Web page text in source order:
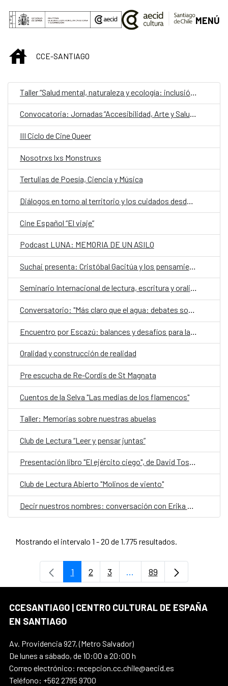
Saltar al contenido principal
MENÚ
INICIOCCE-SANTIAGO
Taller “Salud mental, naturaleza y ecología: inclusión y estimulación creativa en museos, instituciones y centros culturales”
Convocatoria: Jornadas “Accesibilidad, Arte y Salud como punto de encuentro y cultura inclusiva en museos, instituciones y centros culturales”
III Ciclo de Cine Queer
Nosotrxs lxs Monstruxs
Tertulias de Poesía, Ciencia y Música
Diálogos en torno al territorio y los cuidados desde una mirada de género
Cine Español “El viaje”
Podcast LUNA: MEMORIA DE UN ASILO
Suchai presenta: Cristóbal Gacitúa y los pensamientos ajenos
Seminario Internacional de lectura, escritura y oralidad
Conversatorio: "Más claro que el agua: debates sobre el futuro de los territorios hidrosociales del Aconcagua y El Maipo"
Oralidad y construcción de realidad
Pre escucha de Re-Cordis de St Magnata
Cuentos de la Selva "Las medias de los flamencos"
Taller: Memorias sobre nuestras abuelas
Club de Lectura “Leer y pensar juntas”
Presentación libro "El ejército ciego", de David Toscana
Club de Lectura Abierto "Molinos de viento"
Mostrando el intervalo 1 - 20 de 1.775 resultados.
Página
1 Página
2 Página
3 ...Páginas intermedias
Página
89
CCESANTIAGO | CENTRO CULTURAL DE ESPAÑA
EN SANTIAGO
Av. Providencia 927, (Metro Salvador)
De lunes a sábado, de 10:00 a 20:00 h
Correo electrónico: recepcion.cc.chile@aecid.es
Teléfono: +562 2795 9700